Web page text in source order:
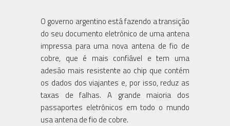
O governo argentino está fazendo a transição
do seu documento eletrônico de uma antena
impressa para uma nova antena de fio de
cobre, que é mais confiável e tem uma
adesão mais resistente ao chip que contém
os dados dos viajantes e, por isso, reduz as
taxas de falhas. A grande maioria dos
passaportes eletrônicos em todo o mundo
usa antena de fio de cobre.